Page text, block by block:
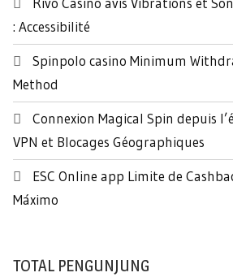
:: Accessibilité
Spinpolo casino Minimum
Method
Connexion Magical Spin depuis
VPN et Blocages Géographiques
ESC Online app Limite de
Máximo
TOTAL PENGUNJUNG